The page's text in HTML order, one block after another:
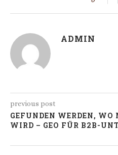
ADMIN
previous post
GEFUNDEN WERDEN, WO
WIRD – GEO FÜR B2B-